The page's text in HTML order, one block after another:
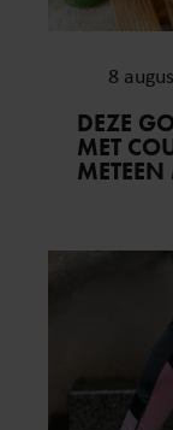
8
DEZE
MET